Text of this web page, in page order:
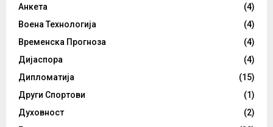
Анкета
(4)
Воена Технологија
(4)
Временска Прогноза
(4)
Дијаспора
(4)
Дипломатија
(15)
Други Спортови
(1)
Духовност
(2)